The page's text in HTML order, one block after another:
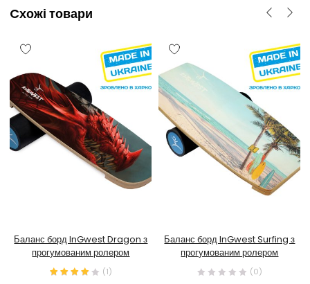
Cхожі товари
Баланс борд InGwest Dragon з
прогумованим ролером
(1)
Баланс борд InGwest Surfing з
прогумованим ролером
(0)